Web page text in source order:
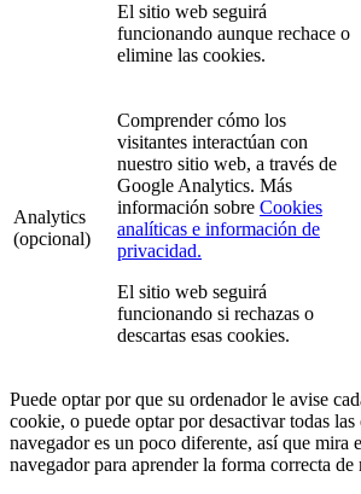
El sitio web seguirá
funcionando aunque rechace o
elimine las cookies.
Analytics
(opcional)
Comprender cómo los
visitantes interactúan con
nuestro sitio web, a través de
Google Analytics. Más
información sobre Cookies
analíticas e información de
privacidad.
El sitio web seguirá
funcionando si rechazas o
descartas esas cookies.
Puede optar por que su ordenador le avise
cookie, o puede optar por desactivar todas
navegador es un poco diferente, así que mira
navegador para aprender la forma correcta